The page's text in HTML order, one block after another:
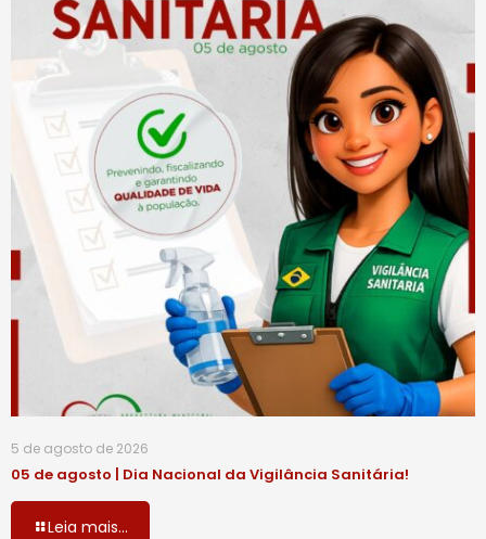
5 de agosto de 2026
05 de agosto | Dia Nacional da Vigilância Sanitária!
Leia mais...